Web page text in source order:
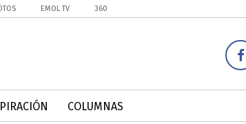
EMOL TV 360
COLUMNAS